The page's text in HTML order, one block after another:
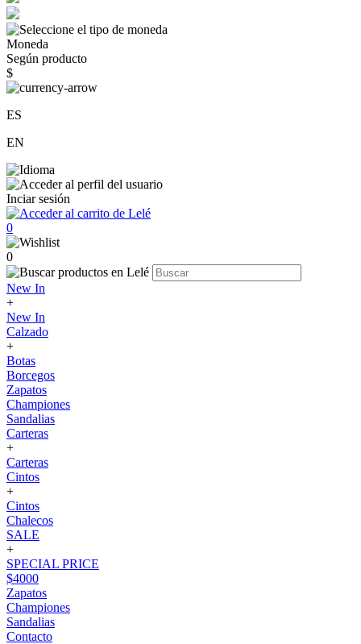
Moneda
Según producto
$
ES
EN
Inciar sesión
0
0
New In
+
New In
Calzado
+
Botas
Borcegos
Zapatos
Championes
Sandalias
Carteras
+
Carteras
Cintos
+
Cintos
Chalecos
SALE
+
SPECIAL PRICE
$4000
Zapatos
Championes
Sandalias
Contacto